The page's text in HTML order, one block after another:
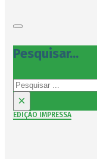
Pesquisar...
Pesquisar
×
EDIÇÃO IMPRESSA